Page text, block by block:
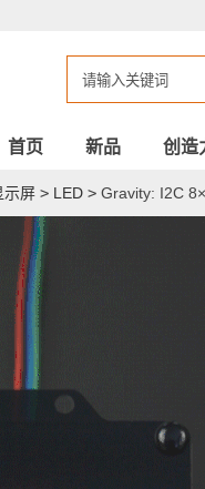
首页 新品 创造
示屏 > LED > Gravity: I2C